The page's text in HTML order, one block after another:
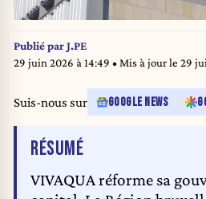
Publié parJ.PE
29 juin 2026 à 14:49 • Mis à jour le 29
Suis-nous sur GOOGLE NEWS
RÉSUMÉDE L'ARTICLE
VIVAQUA réforme sa